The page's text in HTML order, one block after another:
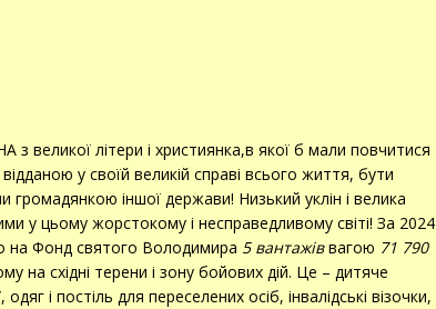
великої літери і християнка,в якої б мали повчитися
у своїй великій справі всього життя, бути
громадянкою іншої держави! Низький уклін і велика
у цьому жорстокому і несправедливому світі! За 2024
на Фонд святого Володимира 5 вантажіввагою 71 790
на східні терени і зону бойових дій. Це – дитяче
і постіль для переселених осіб, інвалідські візочки,